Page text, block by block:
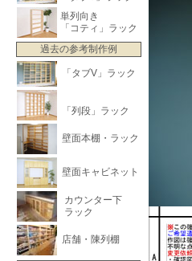
単列向き
「コティ」ラック
過去の参考制作例
「タブV」ラック
「列段」ラック
壁面本棚・ラック
壁面キャビネット
カウンター下
ラック
店舗・陳列棚